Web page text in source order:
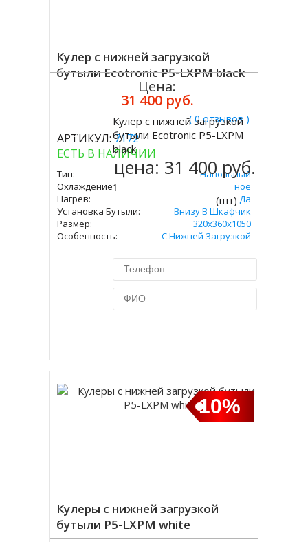
Кулер с нижней загрузкой
бутыли Ecotronic P5-LXPM black
( 0 отзывов )
АРТИКУЛ:7172
ЕСТЬ В НАЛИЧИИ
Тип:
Напольный
Охлаждение:
Компрессорное
Нагрев:
Да
Установка Бутыли:
Внизу В Шкафчик
Размер:
320x360х1050
Особенность:
С Нижней Загрузкой
Цена:
31 400 руб.
Кулер с нижней загрузкой
бутыли Ecotronic P5-LXPM
black
цена: 31 400 руб.
(шт)
10%
Кулеры с нижней загрузкой
бутыли P5-LXPM white